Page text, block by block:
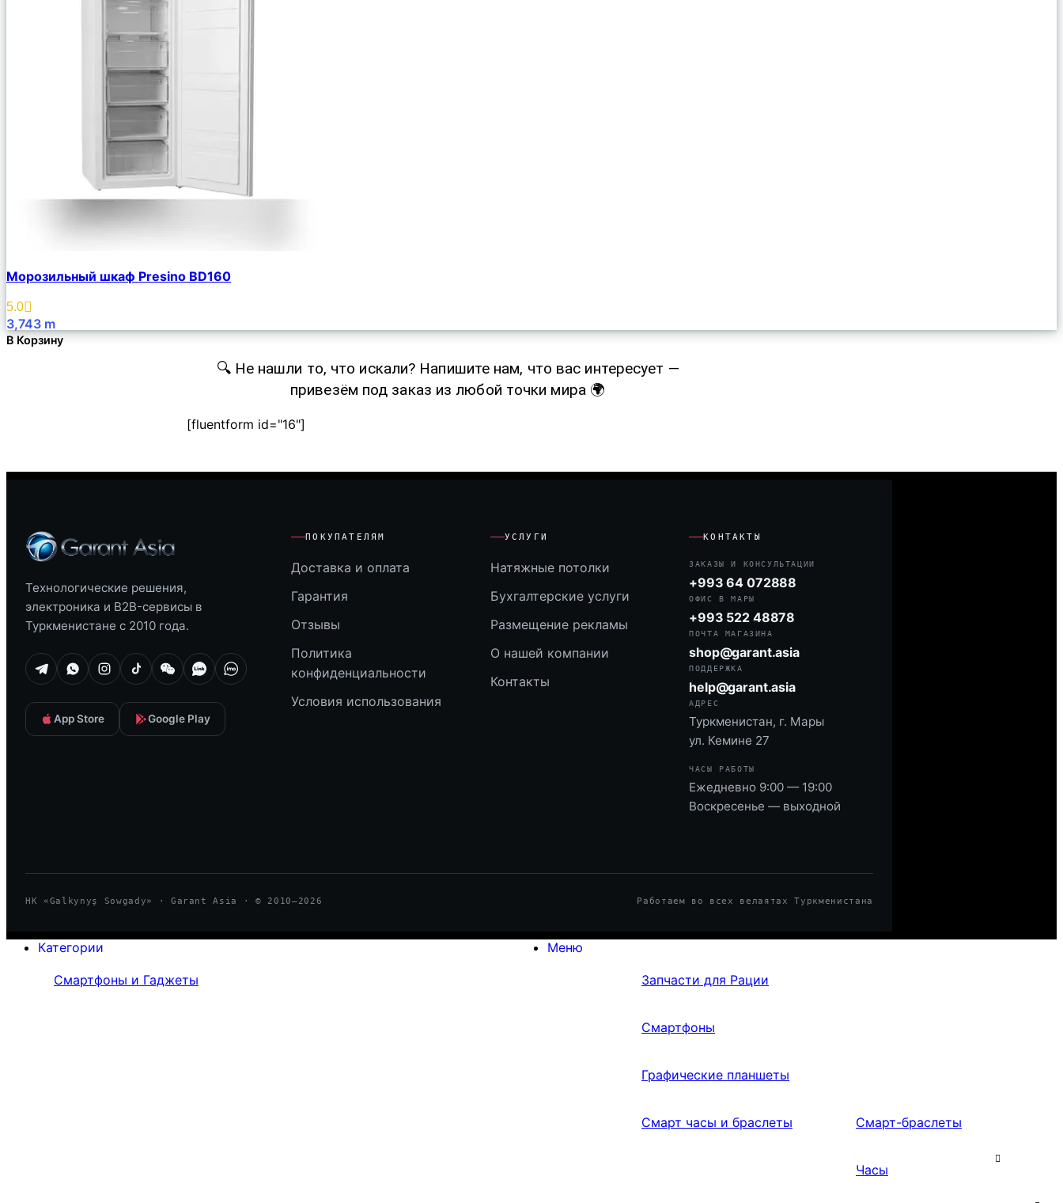
Морозильный шкаф Presino BD160
5.0
3,743 m
В Корзину
🔍 Не нашли то, что искали? Напишите нам, что вас интересует —
привезём под заказ из любой точки мира 🌍
[fluentform id="16"]
Технологические решения,
электроника и B2B-сервисы в
Туркменистане с 2010 года.
App Store Google Play
ПОКУПАТЕЛЯМ
Доставка и оплата
Гарантия
Отзывы
Политика
конфиденциальности
Условия использования
УСЛУГИ
Натяжные потолки
Бухгалтерские услуги
Размещение рекламы
О нашей компании
Контакты
КОНТАКТЫ
ЗАКАЗЫ И КОНСУЛЬТАЦИИ
+993 64 072888
ОФИС В МАРЫ
+993 522 48878
ПОЧТА МАГАЗИНА
shop@garant.asia
ПОДДЕРЖКА
help@garant.asia
АДРЕС
Туркменистан, г. Мары
ул. Кемине 27
ЧАСЫ РАБОТЫ
Ежедневно 9:00 — 19:00
Воскресенье — выходной
HK «Galkynyş Sowgady» · Garant Asia · © 2010—2026 Работаем во всех велаятах Туркменистана
Меню
Категории
Смартфоны и Гаджеты Запчасти для Рации
Смартфоны
Графические планшеты
Смарт часы и браслеты Смарт-браслеты
Часы